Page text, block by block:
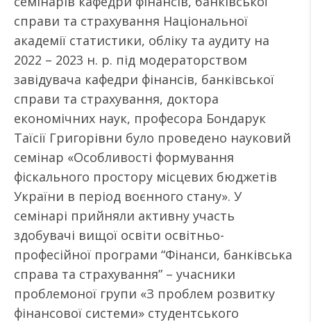
справи та страхування Національної
академії статистики, обліку та аудиту на
2022 – 2023 н. р. під модераторством
завідувача кафедри фінансів, банківської
справи та страхування, доктора
економічних наук, професора Бондарук
Таїсії Григорівни було проведено науковий
семінар «Особливості формування
фіскального простору місцевих бюджетів
України в період воєнного стану». У
семінарі прийняли активну участь
здобувачі вищої освіти освітньо-
професійної програми “Фінанси, банківська
справа та страхування” – учасники
проблемоної групи «З проблем розвитку
фінансової системи» студентського